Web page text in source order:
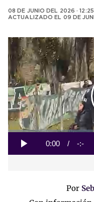
08 DE JUNIO DEL 2026 · 12:25
ACTUALIZADO EL 09 DE
Play Current
0:00 / -:-
Loaded:
Por